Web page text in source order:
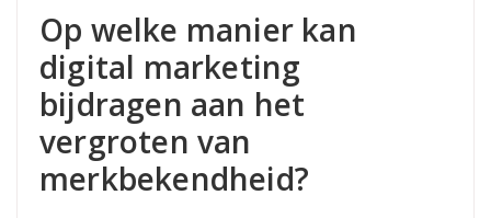
Op welke manier kan
digital marketing
bijdragen aan het
vergroten van
merkbekendheid?